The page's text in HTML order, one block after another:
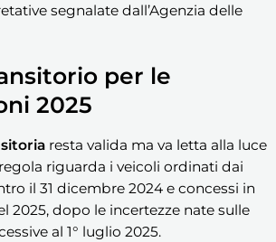
segnalate dall’Agenzia delle
per le
2025
resta valida ma va letta alla luce
riguarda i veicoli ordinati dai
il 31 dicembre 2024 e concessi in
2025, dopo le incertezze nate sulle
al 1° luglio 2025.